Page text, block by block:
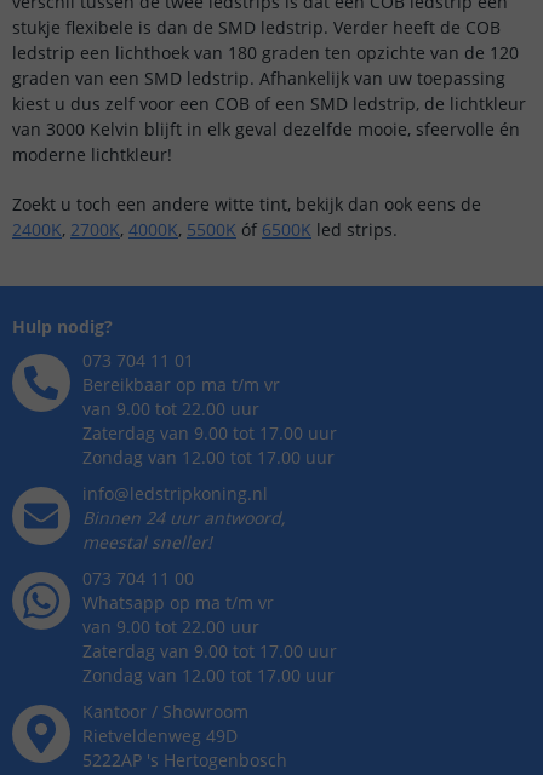
stukje flexibele is dan de SMD ledstrip. Verder heeft de COB
ledstrip een lichthoek van 180 graden ten opzichte van de 120
graden van een SMD ledstrip. Afhankelijk van uw toepassing
kiest u dus zelf voor een COB of een SMD ledstrip, de lichtkleur
van 3000 Kelvin blijft in elk geval dezelfde mooie, sfeervolle én
moderne lichtkleur!
Zoekt u toch een andere witte tint, bekijk dan ook eens de
2400K, 2700K, 4000K, 5500K óf 6500K led strips.
Hulp nodig?
073 704 11 01
Bereikbaar op ma t/m vr
van 9.00 tot 22.00 uur
Zaterdag van 9.00 tot 17.00 uur
Zondag van 12.00 tot 17.00 uur
info@ledstripkoning.nl
Binnen 24 uur antwoord,
meestal sneller!
073 704 11 00
Whatsapp op ma t/m vr
van 9.00 tot 22.00 uur
Zaterdag van 9.00 tot 17.00 uur
Zondag van 12.00 tot 17.00 uur
Kantoor / Showroom
Rietveldenweg 49D
5222AP 's Hertogenbosch